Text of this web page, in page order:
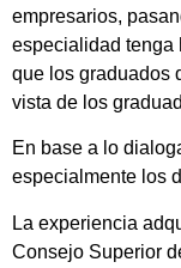
empresarios,
especialidad tenga
que los graduados
vista de los
En base a lo
especialmente los
La experiencia
Consejo Superior